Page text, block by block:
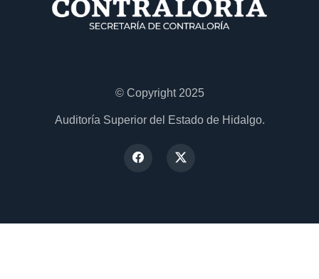
© Copyright 2025
Auditoría Superior del Estado de Hidalgo.